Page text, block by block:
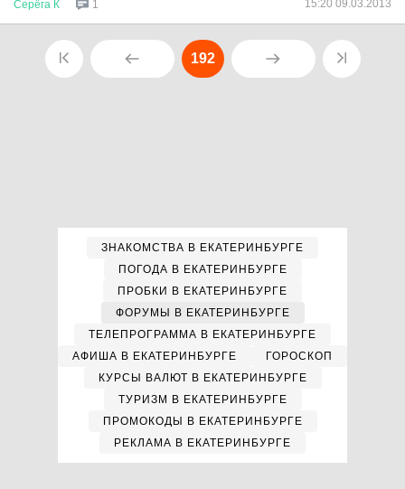
Серёга К 1 15:20 09.03.2013
192
ЗНАКОМСТВА В ЕКАТЕРИНБУРГЕ
ПОГОДА В ЕКАТЕРИНБУРГЕ
ПРОБКИ В ЕКАТЕРИНБУРГЕ
ФОРУМЫ В ЕКАТЕРИНБУРГЕ
ТЕЛЕПРОГРАММА В ЕКАТЕРИНБУРГЕ
АФИША В ЕКАТЕРИНБУРГЕ
ГОРОСКОП
КУРСЫ ВАЛЮТ В ЕКАТЕРИНБУРГЕ
ТУРИЗМ В ЕКАТЕРИНБУРГЕ
ПРОМОКОДЫ В ЕКАТЕРИНБУРГЕ
РЕКЛАМА В ЕКАТЕРИНБУРГЕ